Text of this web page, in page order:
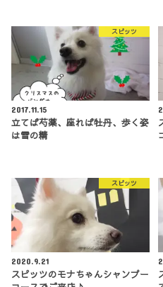
スピッツ
2017.11.15
立てば芍薬、座れば牡丹、歩く姿
は雪の精
スピッツ
2020.9.21
スピッツのモナちゃんシャンプー